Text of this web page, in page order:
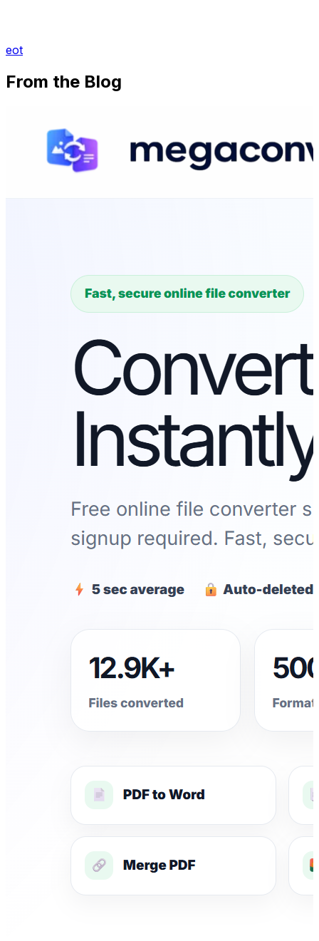
eot
From the Blog